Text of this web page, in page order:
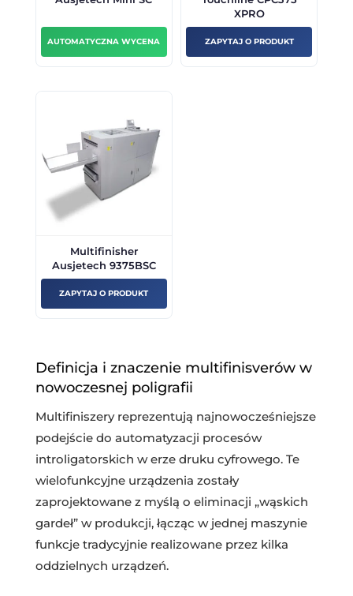
AUTOMATYCZNA WYCENA
XPRO
ZAPYTAJ O PRODUKT
Multifinisher
Ausjetech 9375BSC
ZAPYTAJ O PRODUKT
Definicja i znaczenie multifinisverów w
nowoczesnej poligrafii
Multifiniszery reprezentują najnowocześniejsze
podejście do automatyzacji procesów
introligatorskich w erze druku cyfrowego. Te
wielofunkcyjne urządzenia zostały
zaprojektowane z myślą o eliminacji „wąskich
gardeł” w produkcji, łącząc w jednej maszynie
funkcje tradycyjnie realizowane przez kilka
oddzielnych urządzeń.